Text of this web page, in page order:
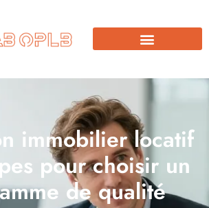
immobilier locatif
pour choisir un
de qualité